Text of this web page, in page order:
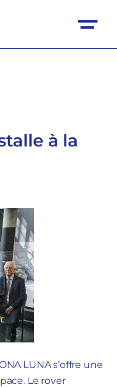
à la
LUNA s’offre une
Le rover